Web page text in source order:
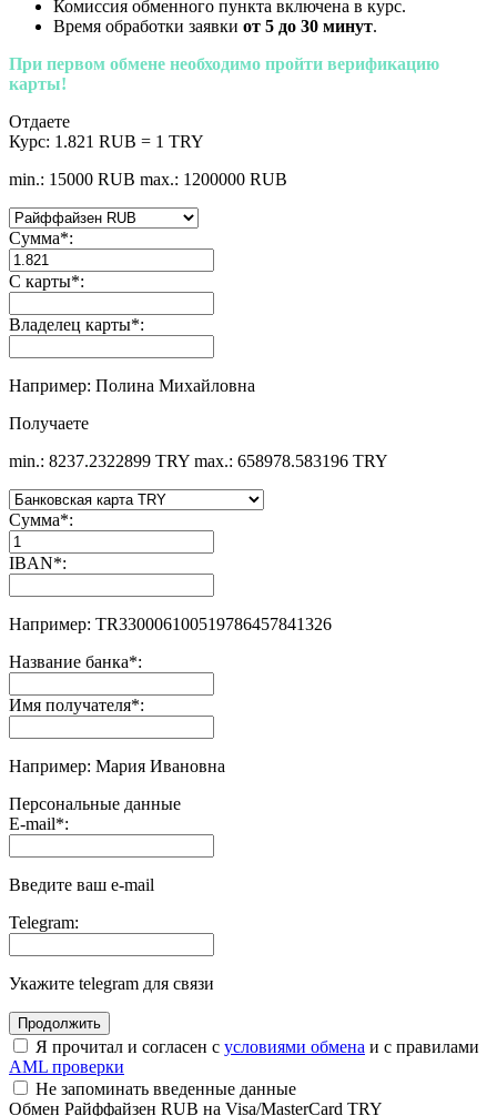
Комиссия обменного пункта включена в курс.
Время обработки заявки от 5 до 30 минут.
При первом обмене необходимо пройти верификацию
карты!
Отдаете
Курс: 1.821 RUB = 1 TRY
min.: 15000 RUB max.: 1200000 RUB
Сумма*:
С карты*:
Владелец карты*:
Например: Полина Михайловна
Получаете
min.: 8237.2322899 TRY max.: 658978.583196 TRY
Сумма*:
IBAN*:
Например: TR330006100519786457841326
Название банка*:
Имя получателя*:
Например: Мария Ивановна
Персональные данные
E-mail*:
Введите ваш e-mail
Telegram:
Укажите telegram для связи
Я прочитал и согласен с условиями обмена и с правилами
AML проверки
Не запоминать введенные данные
Обмен Райффайзен RUB на Visa/MasterCard TRY